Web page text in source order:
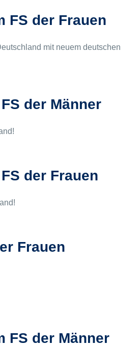
FS der Frauen
mit neuem deutschen
der Männer
der Frauen
Frauen
FS der Männer